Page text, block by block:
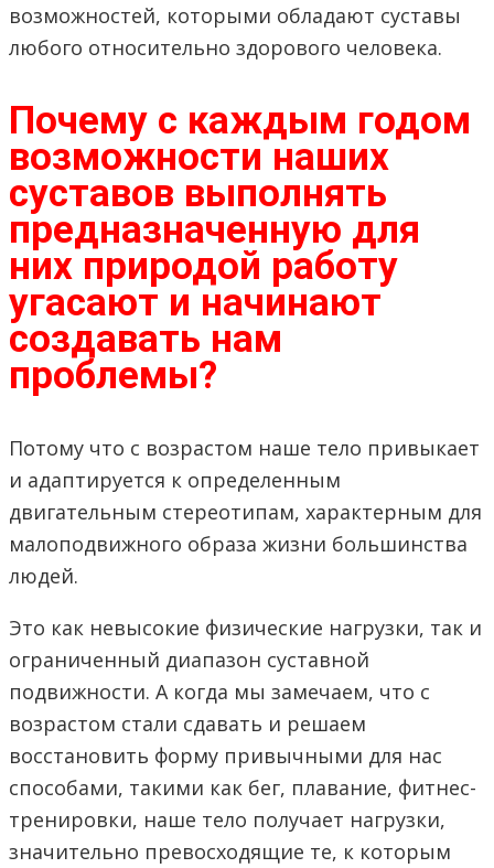
возможностей, которыми обладают суставы
любого относительно здорового человека.
Почему с каждым годом
возможности наших
суставов выполнять
предназначенную для
них природой работу
угасают и начинают
создавать нам
проблемы?
Потому что с возрастом наше тело привыкает
и адаптируется к определенным
двигательным стереотипам, характерным для
малоподвижного образа жизни большинства
людей.
Это как невысокие физические нагрузки, так и
ограниченный диапазон суставной
подвижности. А когда мы замечаем, что с
возрастом стали сдавать и решаем
восстановить форму привычными для нас
способами, такими как бег, плавание, фитнес-
тренировки, наше тело получает нагрузки,
значительно превосходящие те, к которым